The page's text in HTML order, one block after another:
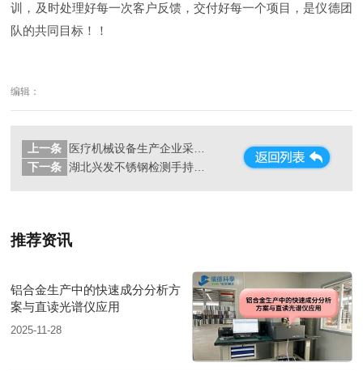
训，及时处理好每一次客户反馈，交付好每一个项目，是仪德团
队的共同目标！！
编辑：
上一条
医疗机械设备生产企业采购手持光谱仪xSORT保证产品的优质可靠性
下一条
推荐资讯
铝合金生产中的快速成分分析方
案与直读光谱仪应用
2025-11-28